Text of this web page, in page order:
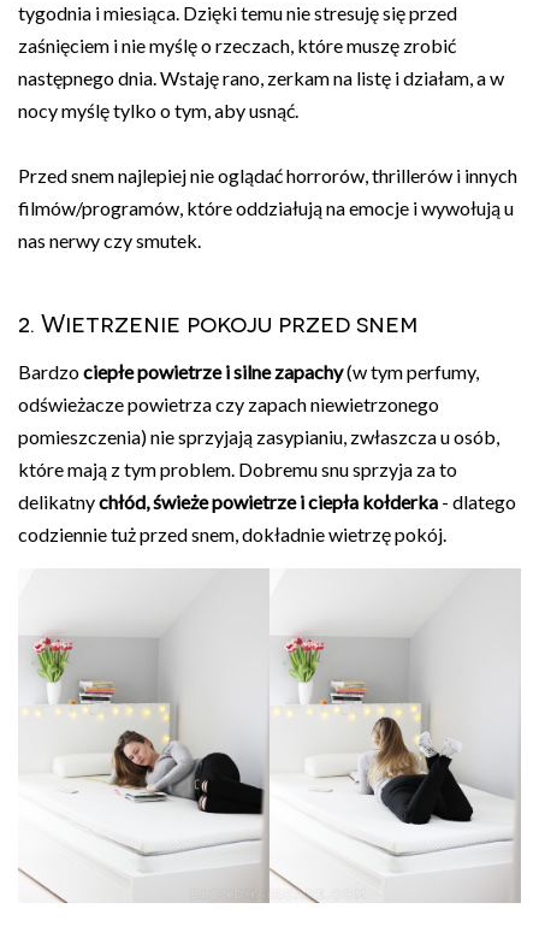
tygodnia i miesiąca. Dzięki temu nie stresuję się przed
zaśnięciem i nie myślę o rzeczach, które muszę zrobić
następnego dnia. Wstaję rano, zerkam na listę i działam, a w
nocy myślę tylko o tym, aby usnąć.
Przed snem najlepiej nie oglądać horrorów, thrillerów i innych
filmów/programów, które oddziałują na emocje i wywołują u
nas nerwy czy smutek.
2. Wietrzenie pokoju przed snem
Bardzociepłe powietrze i silne zapachy(w tym perfumy,
odświeżacze powietrza czy zapach niewietrzonego
pomieszczenia) nie sprzyjają zasypianiu, zwłaszcza u osób,
które mają z tym problem. Dobremu snu sprzyja za to
delikatnychłód, świeże powietrze i ciepła kołderka - dlatego
codziennie tuż przed snem, dokładnie wietrzę pokój.